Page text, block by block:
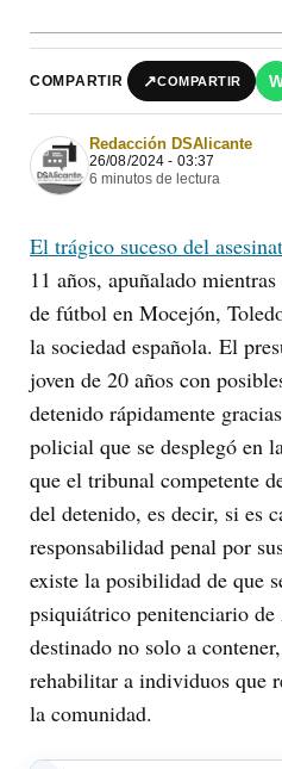
COMPARTIR ↗COMPARTIR
Redacción DSAlicante
26/08/2024 - 03:37
6 minutos de lectura
El trágico suceso del
11 años, apuñalado
de fútbol en Mocejón,
la sociedad española. El
joven de 20 años con
detenido rápidamente
policial que se desplegó en
que el tribunal competente
del detenido, es decir, si es
responsabilidad penal por
existe la posibilidad de que
psiquiátrico penitenciario
destinado no solo a
rehabilitar a individuos que
la comunidad.